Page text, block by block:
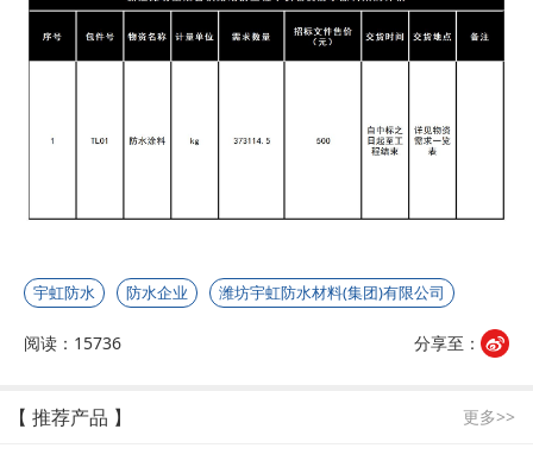
宇虹防水 防水企业 潍坊宇虹防水材料(集团)有限公司
阅读：15736 分享至：
【 推荐产品 】 更多>>